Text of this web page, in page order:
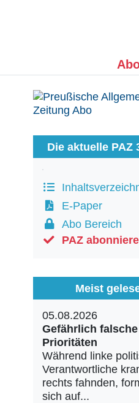
Die aktuelle PAZ
E-Paper
Abo Bereich
PAZ
Meist
05.08.2026
Gefährlich falsche
Prioritäten
Während linke
Verantwortliche
rechts fahnden,
sich auf...